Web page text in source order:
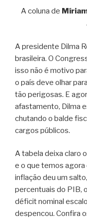
A coluna de
A presidente Dilma
brasileira. O
isso não é motivo
o país deve olhar
tão perigosas. E
afastamento, Dilma
chutando o balde
cargos públicos.
A tabela deixa claro
e o que temos agora
inflação deu um
percentuais do PIB,
déficit nominal
despencou. Confira